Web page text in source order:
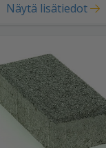
Näytä lisätiedot